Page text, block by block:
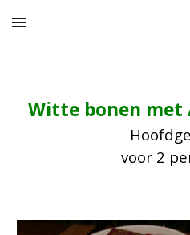
Skip to main content
Witte bonen met
voor 2